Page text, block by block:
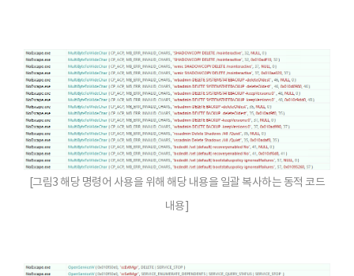
[그림3 해당 명령어 사용을 위해 해당 내용을 일괄 복사하는 동적 코드
내용]